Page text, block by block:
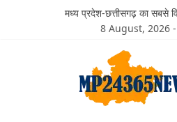
मध्य प्रदेश-छत्तीसगढ़ का सबसे
8 August, 2026